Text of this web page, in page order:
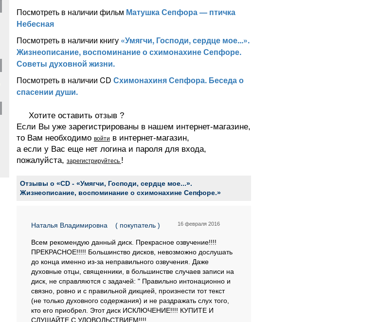
Посмотреть в наличии фильм Матушка Сепфора — птичка
Небесная
Посмотреть в наличии книгу «Умягчи, Господи, сердце мое...».
Жизнеописание, воспоминание о схимонахине Сепфоре.
Советы духовной жизни.
Посмотреть в наличии CD Схимонахиня Сепфора. Беседа о
спасении души.
Хотите оставить отзыв ?
Если Вы уже зарегистрированы в нашем интернет-магазине,
то Вам необходимо войти в интернет-магазин,
а если у Вас еще нет логина и пароля для входа,
пожалуйста, зарегистрируйтесь !
Отзывы о «CD - «Умягчи, Господи, сердце мое...».
Жизнеописание, воспоминание о схимонахине Сепфоре.»
Наталья Владимировна ( покупатель ) 16 февраля 2016
Всем рекомендую данный диск. Прекрасное озвучение!!!!
ПРЕКРАСНОЕ!!!!! Большинство дисков, невозможно дослушать
до конца именно из-за неправильного озвучения. Даже
духовные отцы, священники, в большинстве случаев записи на
диск, не справляются с задачей: " Правильно интонационно и
связно, ровно и с правильной дикцией, произнести тот текст
(не только духовного содержания) и не раздражать слух того,
кто его приобрел. Этот диск ИСКЛЮЧЕНИЕ!!!! КУПИТЕ И
СЛУШАЙТЕ С УДОВОЛЬСТВИЕМ!!!!